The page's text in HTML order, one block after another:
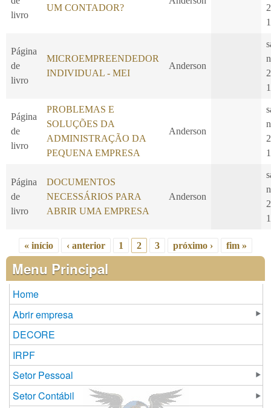
livro
UM CONTADOR?
Página
de
livro
MICROEMPREENDEDOR
INDIVIDUAL - MEI
Anderson
Página
de
livro
PROBLEMAS E
SOLUÇÕES DA
ADMINISTRAÇÃO DA
PEQUENA EMPRESA
Anderson
Página
de
livro
DOCUMENTOS
NECESSÁRIOS PARA
ABRIR UMA EMPRESA
Anderson
Páginas
« início ‹ anterior 1 2 3 próximo › fim »
Menu Principal
Home
Abrir empresa
DECORE
IRPF
Setor Pessoal
Setor Contábil